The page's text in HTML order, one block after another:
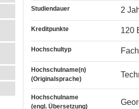
Studiendauer 2
Kreditpunkte 120
Hochschultyp
Hochschulname(n)
(Originalsprache)
Hochschulname
(engl. Übersetzung)